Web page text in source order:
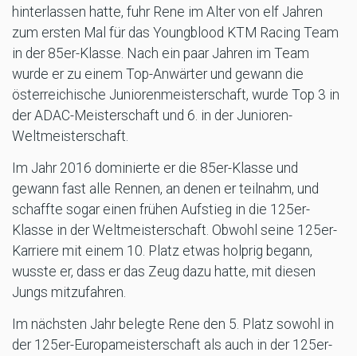
hinterlassen hatte, fuhr Rene im Alter von elf Jahren
zum ersten Mal für das Youngblood KTM Racing Team
in der 85er-Klasse. Nach ein paar Jahren im Team
wurde er zu einem Top-Anwärter und gewann die
österreichische Juniorenmeisterschaft, wurde Top 3 in
der ADAC-Meisterschaft und 6. in der Junioren-
Weltmeisterschaft.
Im Jahr 2016 dominierte er die 85er-Klasse und
gewann fast alle Rennen, an denen er teilnahm, und
schaffte sogar einen frühen Aufstieg in die 125er-
Klasse in der Weltmeisterschaft. Obwohl seine 125er-
Karriere mit einem 10. Platz etwas holprig begann,
wusste er, dass er das Zeug dazu hatte, mit diesen
Jungs mitzufahren.
Im nächsten Jahr belegte Rene den 5. Platz sowohl in
der 125er-Europameisterschaft als auch in der 125er-